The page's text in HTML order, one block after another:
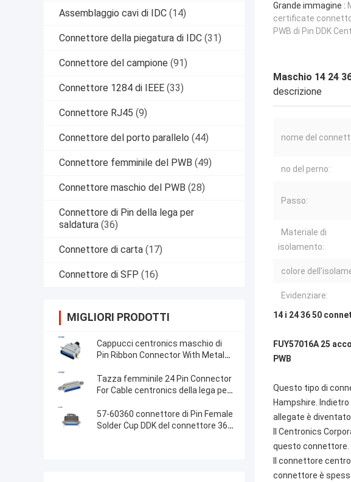
Assemblaggio cavi di IDC (14)
Connettore della piegatura di IDC (31)
Connettore del campione (91)
Connettore 1284 di IEEE (33)
Connettore RJ45 (9)
Connettore del porto parallelo (44)
Connettore femminile del PWB (49)
Connettore maschio del PWB (28)
Connettore di Pin della lega per
saldatura (36)
Connettore di carta (17)
Connettore di SFP (16)
MIGLIORI PRODOTTI
Cappucci centronics maschio di
Pin Ribbon Connector With Metal
Tazza femminile 24 Pin Connector
For Cable centronics della lega per
57-60360 connettore di Pin Female
Solder Cup DDK del connettore 36
Grande immagine :
certificate
PWB di Pin DDK
Maschio 14 24
descrizione
nome del
no del perno:
Passo:
Materiale di
isolamento:
colore
Evidenziare:
14 i 24 36 50
FUY57016A 25
PWB
Questo tipo di
Hampshire.
allegate è
Il Centronics
questo connettore.
Il connettore
connettore è